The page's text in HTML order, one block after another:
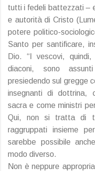
tutti i fedeli battezzati –
e autorità di Cristo
potere politico-
Santo per santificare,
Dio. “I vescovi,
diaconi, sono
presiedendo sul gregge
insegnanti di dottrina,
sacra e come ministri
Qui, non si tratta di
raggruppati insieme
sarebbe possibile
modo diverso.
Non è neppure